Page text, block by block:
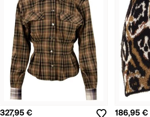
327,95 € 186,95 €